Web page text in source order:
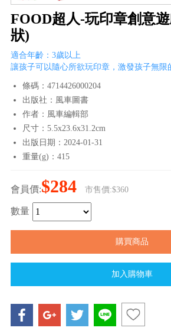
FOOD超人-玩印章創意
狀)
適合年齡：3歲以上
讓孩子可以隨心所欲玩印章，激發孩子無限
條碼：4714426000204
出版社：風車圖書
作者：風車編輯部
尺寸：5.5x23.6x31.2cm
出版日期：2024-01-31
重量(g)：415
會員價:$284 市售價:$360
數量